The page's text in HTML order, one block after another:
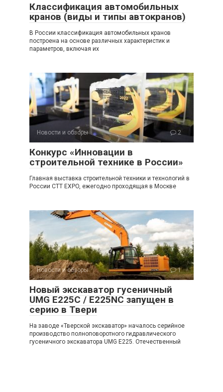
Классификация автомобильных
кранов (виды и типы автокранов)
В России классификация автомобильных кранов
построена на основе различных характеристик и
параметров, включая их
Новости и обзоры 2
Конкурс «Инновации в
строительной технике в России»
Главная выставка строительной техники и технологий в
России CTT EXPO, ежегодно проходящая в Москве
Новости и обзоры 1
Новый экскаватор гусеничный
UMG E225C / E225NC запущен в
серию в Твери
На заводе «Тверской экскаватор» началось серийное
производство полноповоротного гидравлического
гусеничного экскаватора UMG E225. Отечественный